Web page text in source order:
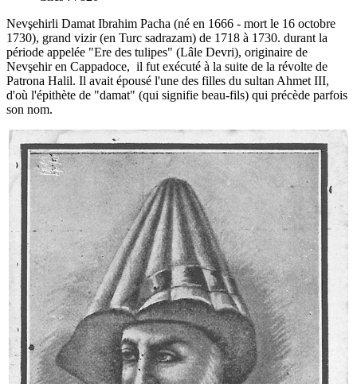
Nevşehirli Damat Ibrahim Pacha (né en 1666 - mort le 16 octobre
1730), grand vizir (en Turc sadrazam) de 1718 à 1730. durant la
période appelée "Ere des tulipes" (Lâle Devri), originaire de
Nevşehir en Cappadoce, il fut exécuté à la suite de la révolte de
Patrona Halil. Il avait épousé l'une des filles du sultan Ahmet III,
d'où l'épithète de "damat" (qui signifie beau-fils) qui précède parfois
son nom.